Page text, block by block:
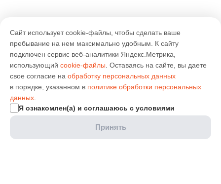
Сайт использует cookie-файлы, чтобы сделать ваше
пребывание на нем максимально удобным. К cайту
подключен сервис веб-аналитики Яндекс.Метрика,
использующий cookie-файлы . Оставаясь на сайте, вы даете
свое согласие на обработку персональных данных
в порядке, указанном в политике обработки персональных
данных
Я ознакомлен(а) и соглашаюсь с условиями
Принять